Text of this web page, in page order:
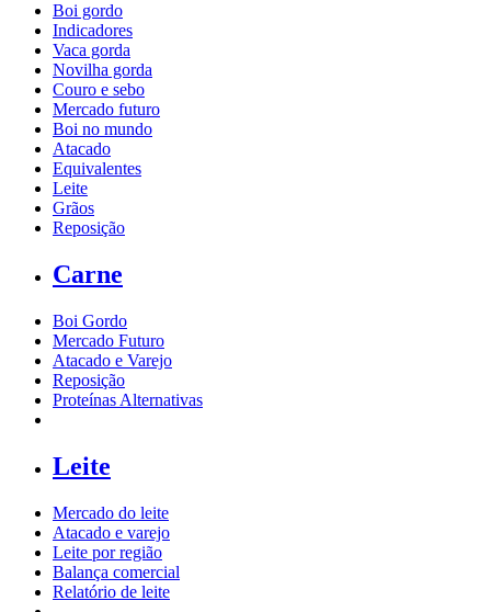
Boi gordo
Indicadores
Vaca gorda
Novilha gorda
Couro e sebo
Mercado futuro
Boi no mundo
Atacado
Equivalentes
Leite
Grãos
Reposição
Carne
Boi Gordo
Mercado Futuro
Atacado e Varejo
Reposição
Proteínas Alternativas
Leite
Mercado do leite
Atacado e varejo
Leite por região
Balança comercial
Relatório de leite